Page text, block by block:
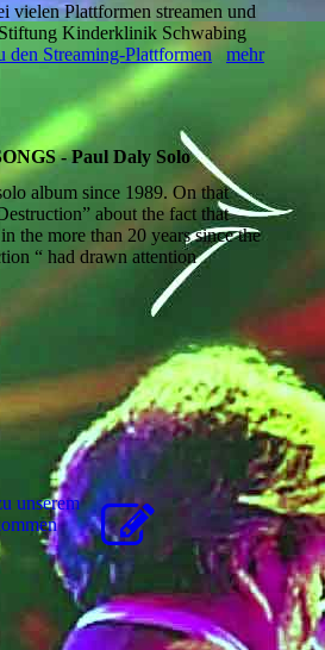
vielen Plattformen streamen und
Kinderklinik Schwabing
den Streaming-Plattformen mehr
- Paul Daly Solo
album since 1989. On that
about the fact that
the more than 20 years since the
“ had drawn attention
unserem